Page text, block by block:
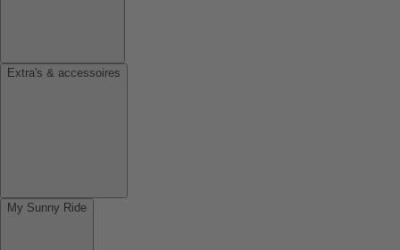
Extra's & accessoires
My Sunny Ride